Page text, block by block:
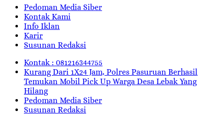
Pedoman Media Siber
Kontak Kami
Info Iklan
Karir
Susunan Redaksi
Kontak : 081216344755
Kurang Dari 1X24 Jam, Polres Pasuruan Berhasil
Temukan Mobil Pick Up Warga Desa Lebak Yang
Hilang
Pedoman Media Siber
Susunan Redaksi